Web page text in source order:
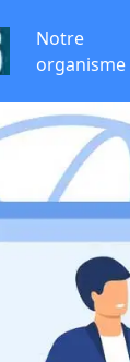
Notre
organisme